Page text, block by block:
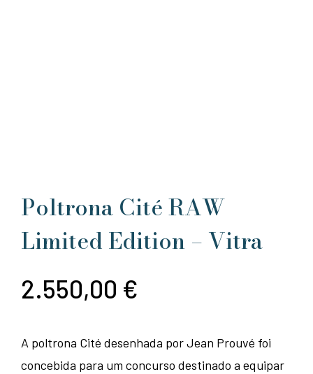
Poltrona Cité RAW
Limited Edition – Vitra
2.550,00 €
A poltrona Cité desenhada por Jean Prouvé foi
concebida para um concurso destinado a equipar